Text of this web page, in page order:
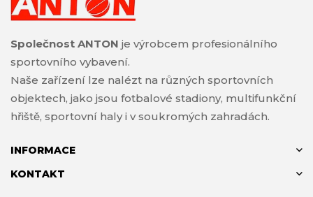
Společnost ANTON je výrobcem profesionálního
sportovního vybavení.
Naše zařízení lze nalézt na různých sportovních
objektech, jako jsou fotbalové stadiony, multifunkční
hřiště, sportovní haly i v soukromých zahradách.
INFORMACE
KONTAKT